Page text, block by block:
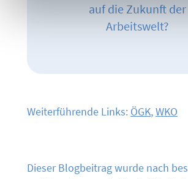
auf die Zukunft der
Arbeitswelt?
Weiterführende Links: ÖGK,WKO
Dieser Blogbeitrag wurde nach